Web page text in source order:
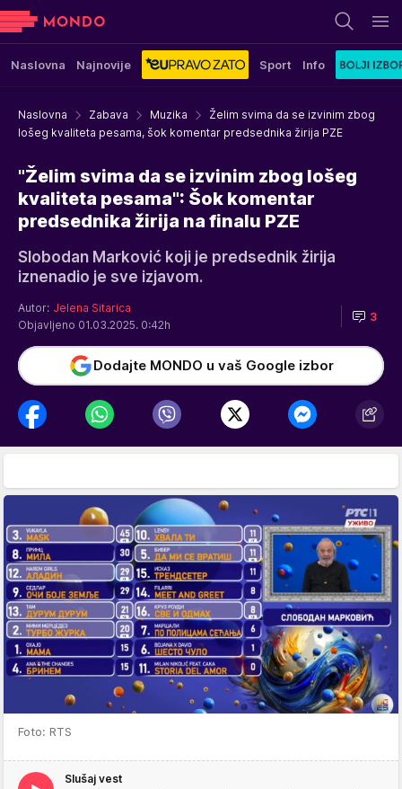
Naslovna Najnovije Sport Info
Naslovna Zabava Muzika
Želim svima da se izvinim zbog
lošeg kvaliteta pesama, šok komentar predsednika žirija PZE
"Želim svima da se izvinim zbog lošeg
kvaliteta pesama": Šok komentar
predsednika žirija na finalu PZE
Slobodan Marković koji je predsednik žirija
iznenadio je sve izjavom.
Autor: Jelena Sitarica
Objavljeno 01.03.2025. 0:42h
3
Dodajte MONDO u vaš Google izbor
Foto: RTS
Slušaj vest